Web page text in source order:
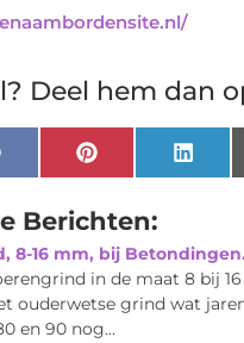
Deel hem dan
FacebookPinterest
Berichten:
8-16 mm, bij
in de maat 8 bij
ouderwetse grind wat
en 90 nog...